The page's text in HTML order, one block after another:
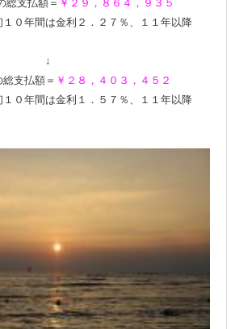
総支払額＝ ￥２９，８６４，９３５
金利２．２７％、１１年以降
総支払額＝ ￥２８，４０３，４５２
金利１．５７％、１１年以降